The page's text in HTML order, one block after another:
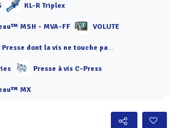
KL-R Triplex
MSH - MVA-FF VOLUTE
dont la vis ne touche pas les anneaux
Presse à vis C-Press
MX